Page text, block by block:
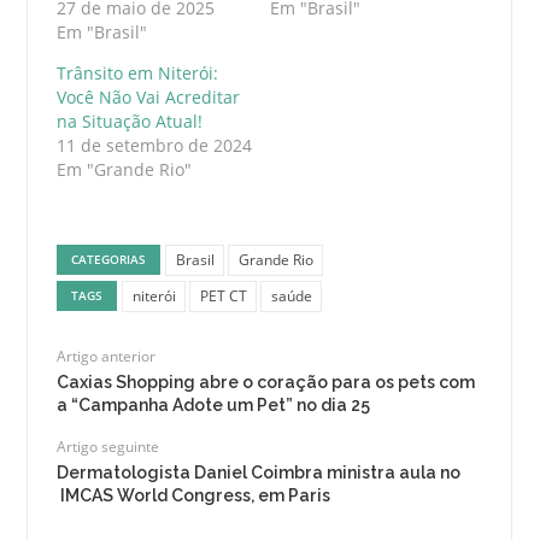
27 de maio de 2025
Em "Brasil"
Em "Brasil"
Trânsito em Niterói:
Você Não Vai Acreditar
na Situação Atual!
11 de setembro de 2024
Em "Grande Rio"
CATEGORIAS Brasil Grande Rio
TAGS niterói PET CT saúde
Artigo anterior
Caxias Shopping abre o coração para os pets com
a “Campanha Adote um Pet” no dia 25
Artigo seguinte
Dermatologista Daniel Coimbra ministra aula no
IMCAS World Congress, em Paris